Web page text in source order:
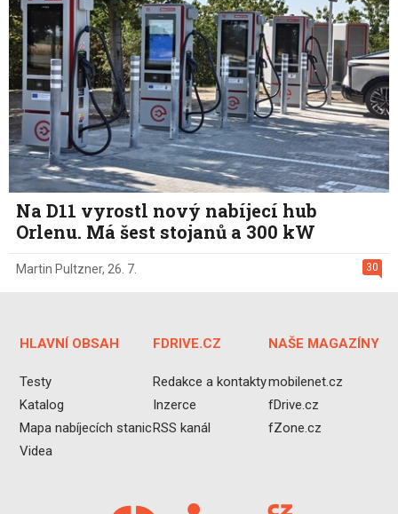
Na D11 vyrostl nový nabíjecí hub
Orlenu. Má šest stojanů a 300 kW
30
Martin Pultzner, 26. 7.
HLAVNÍ OBSAH
Testy
Katalog
Mapa nabíjecích stanic
Videa
FDRIVE.CZ
Redakce a kontakty
Inzerce
RSS kanál
NAŠE MAGAZÍNY
mobilenet.cz
fDrive.cz
fZone.cz